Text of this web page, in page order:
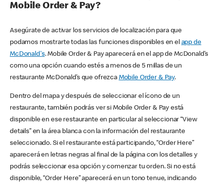
Mobile Order & Pay?
Asegúrate de activar los servicios de localización para que
podamos mostrarte todas las funciones disponibles en el app de
McDonald's. Mobile Order & Pay aparecerá en el app de McDonald’s
como una opción cuando estés a menos de 5 millas de un
restaurante McDonald’s que ofrezca Mobile Order & Pay.
Dentro del mapa y después de seleccionar el ícono de un
restaurante, también podrás ver si Mobile Order & Pay está
disponible en ese restaurante en particular al seleccionar “View
details” en la área blanca con la información del restaurante
seleccionado. Si el restaurante está participando, “Order Here”
aparecerá en letras negras al final de la página con los detalles y
podrás seleccionar esa opción y comenzar tu orden. Si no está
disponible, “Order Here” aparecerá en un tono tenue, indicando